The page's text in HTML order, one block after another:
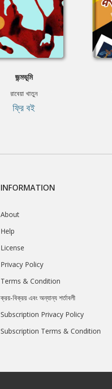
জন্মভূমি
রাবেয়া খাতুন
ফ্রি বই
INFORMATION
About
Help
License
Privacy Policy
Terms & Condition
ক্রয়-বিক্রয় এবং অন্যান্য শর্তাবলী
Subscription Privacy Policy
Subscription Terms & Condition